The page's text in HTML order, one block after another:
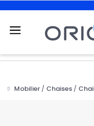
Mobilier Chaises